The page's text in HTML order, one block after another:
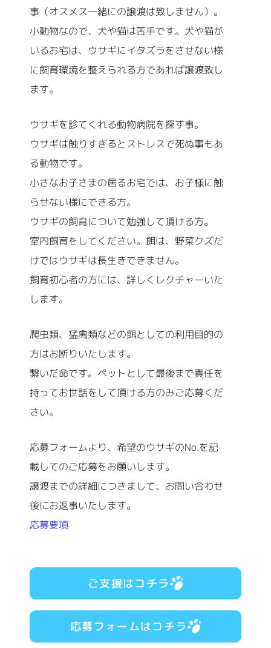
事（オスメス一緒にの譲渡は致しません）。
小動物なので、犬や猫は苦手です。犬や猫が
いるお宅は、ウサギにイタズラをさせない様
に飼育環境を整えられる方であれば譲渡致し
ます。
ウサギを診てくれる動物病院を探す事。
ウサギは触りすぎるとストレスで死ぬ事もあ
る動物です。
小さなお子さまの居るお宅では、お子様に触
らせない様にできる方。
ウサギの飼育について勉強して頂ける方。
室内飼育をしてください。餌は、野菜クズだ
けではウサギは長生きできません。
飼育初心者の方には、詳しくレクチャーいた
します。
爬虫類、猛禽類などの餌としての利用目的の
方はお断りいたします。
繋いだ命です。ペットとして最後まで責任を
持ってお世話をして頂ける方のみご応募くだ
さい。
応募フォームより、希望のウサギのNo.を記
載してのご応募をお願いします。
譲渡までの詳細につきまして、お問い合わせ
後にお返事いたします。
応募要項
ご支援はコチラ
応募フォームはコチラ